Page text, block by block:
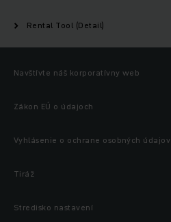
Rental Tool (Detail)
Navštívte náš korporatívny web
Zákon EÚ o údajoch
Vyhlásenie o ochrane osobných údajov
Tiráž
Stredisko nastavení